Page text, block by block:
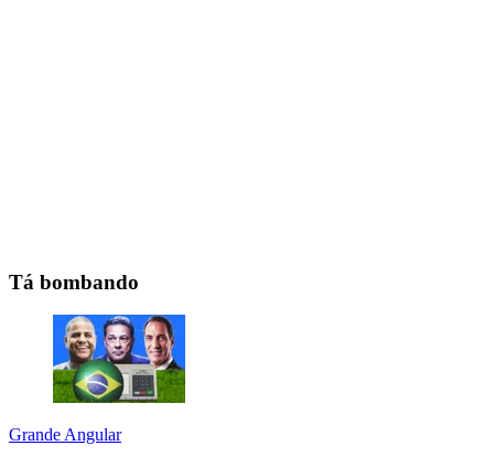
Tá bombando
Grande Angular